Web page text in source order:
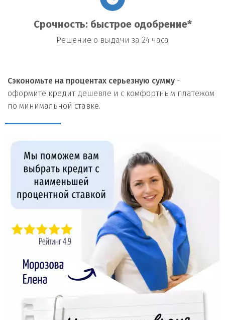
Срочность: быстрое одобрение*
Решение о выдачи за 24 часа
Сэкономьте на процентах серьезную сумму -
оформите кредит дешевле и с комфортным платежом
по минимальной ставке.